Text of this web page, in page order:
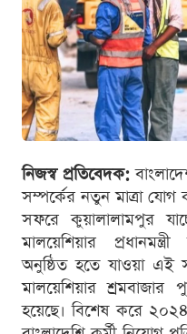
নিজস্ব প্রতিবেদক:
সম্পর্কের নতুন মাত্রা
সফরে কুয়ালালামপুর
মালয়েশিয়ার
অনুষ্ঠিত হতে যাওয়া এই
মালয়েশিয়ার
হয়েছে। বিশেষ করে